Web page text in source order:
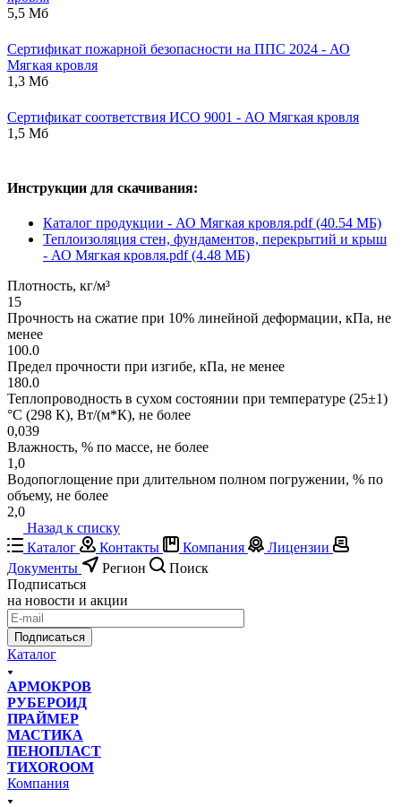
5,5 Мб
Сертификат пожарной безопасности на ППС 2024 - АО
Мягкая кровля
1,3 Мб
Сертификат соответствия ИСО 9001 - АО Мягкая кровля
1,5 Мб
Инструкции для скачивания:
Каталог продукции - АО Мягкая кровля.pdf (40.54 МБ)
Теплоизоляция стен, фундаментов, перекрытий и крыш
- АО Мягкая кровля.pdf (4.48 МБ)
Плотность, кг/м³
15
Прочность на сжатие при 10% линейной деформации, кПа, не
менее
100.0
Предел прочности при изгибе, кПа, не менее
180.0
Теплопроводность в сухом состоянии при температуре (25±1)
°С (298 К), Вт/(м*К), не более
0,039
Влажность, % по массе, не более
1,0
Водопоглощение при длительном полном погружении, % по
объему, не более
2,0
Назад к списку
Каталог
Контакты Компания
Лицензии
Документы
Регион
Поиск
Подписаться
на новости и акции
Подписаться
Каталог
АРМОКРОВ
РУБЕРОИД
ПРАЙМЕР
МАСТИКА
ПЕНОПЛАСТ
ТИХОROOM
Компания